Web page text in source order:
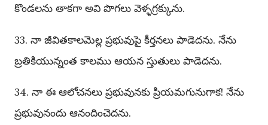
కొండలను తాకగా అవి పొగలు వెళ్ళగ్రక్కును.
33. నా జీవితకాలమెల్ల ప్రభువుపై కీర్తనలు పాడెదను. నేను
బ్రతికియున్నంత కాలము ఆయన స్తుతులు పాడెదను.
34. నా ఈ ఆలోచనలు ప్రభువునకు ప్రియమగునుగాక! నేను
ప్రభువునందు ఆనందించెదను.